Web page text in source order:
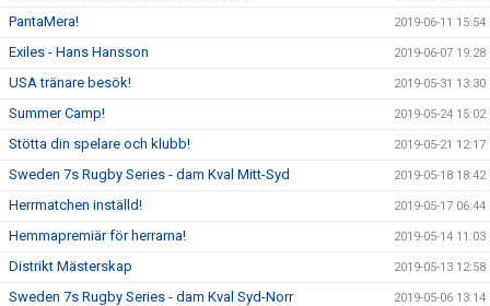
PantaMera! 2019-06-11 15:54
Exiles - Hans Hansson 2019-06-07 19:28
USA tränare besök! 2019-05-31 13:30
Summer Camp! 2019-05-24 15:02
Stötta din spelare och klubb! 2019-05-21 12:17
Sweden 7s Rugby Series - dam Kval Mitt-Syd 2019-05-18 18:42
Herrmatchen inställd! 2019-05-17 06:44
Hemmapremiär för herrarna! 2019-05-14 11:03
Distrikt Mästerskap 2019-05-13 12:58
Sweden 7s Rugby Series - dam Kval Syd-Norr 2019-05-06 13:14